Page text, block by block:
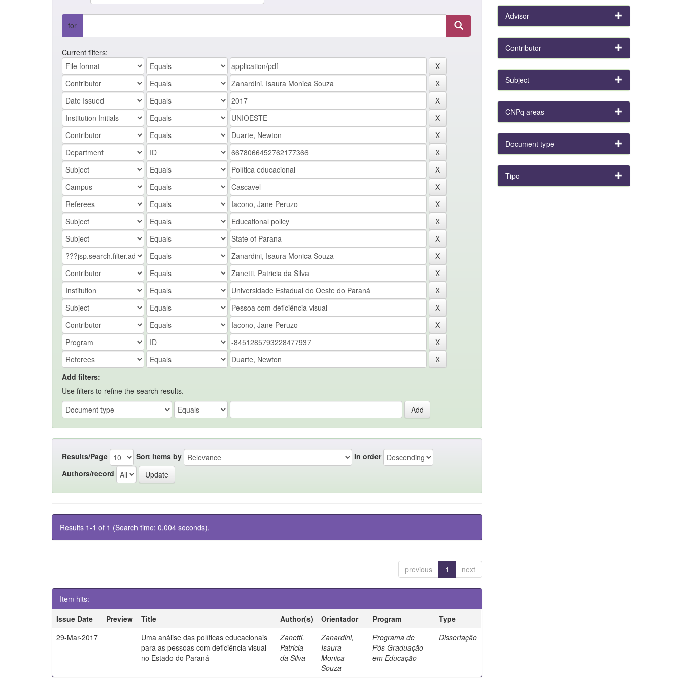
for
Current filters:
Add filters:
Use filters to refine the search results.
Results/Page Sort items by
In order
Authors/record
Results 1-1 of 1 (Search time: 0.004 seconds).
previous 1 next
Item hits:
Issue Date
Preview Title Author(s) Orientador Program
Type
29-Mar-2017
Uma análise das políticas educacionais
para as pessoas com deficiência visual
no Estado do Paraná
Zanetti,
Patricia
da Silva
Zanardini,
Isaura
Monica
Souza
Programa de
Pós-Graduação
em Educação
Dissertação
Advisor
Contributor
Subject
CNPq areas
Document type
Tipo